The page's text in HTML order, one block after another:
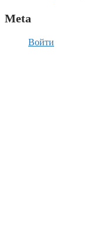
Meta
Войти